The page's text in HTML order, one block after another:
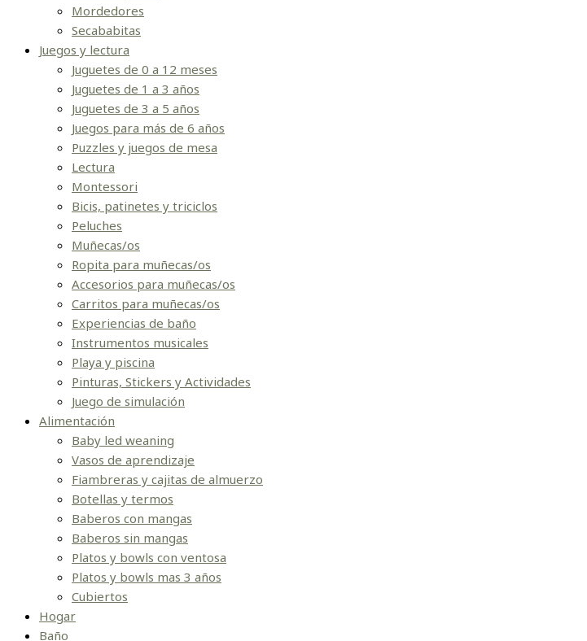
Mordedores
Secababitas
Juegos y lectura
Juguetes de 0 a 12 meses
Juguetes de 1 a 3 años
Juguetes de 3 a 5 años
Juegos para más de 6 años
Puzzles y juegos de mesa
Lectura
Montessori
Bicis, patinetes y triciclos
Peluches
Muñecas/os
Ropita para muñecas/os
Accesorios para muñecas/os
Carritos para muñecas/os
Experiencias de baño
Instrumentos musicales
Playa y piscina
Pinturas, Stickers y Actividades
Juego de simulación
Alimentación
Baby led weaning
Vasos de aprendizaje
Fiambreras y cajitas de almuerzo
Botellas y termos
Baberos con mangas
Baberos sin mangas
Platos y bowls con ventosa
Platos y bowls mas 3 años
Cubiertos
Hogar
Baño